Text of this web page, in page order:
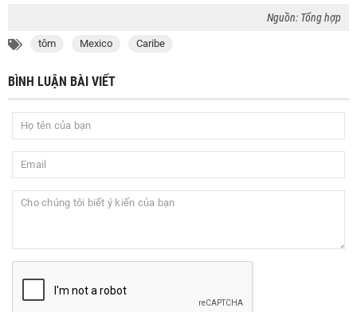
Nguồn: Tổng hợp
tôm Mexico Caribe
BÌNH LUẬN BÀI VIẾT